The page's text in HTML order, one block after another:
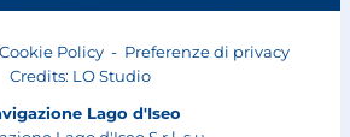
Cookie Policy- Preferenze di privacy
Credits: LO Studio
Lago d'Iseo